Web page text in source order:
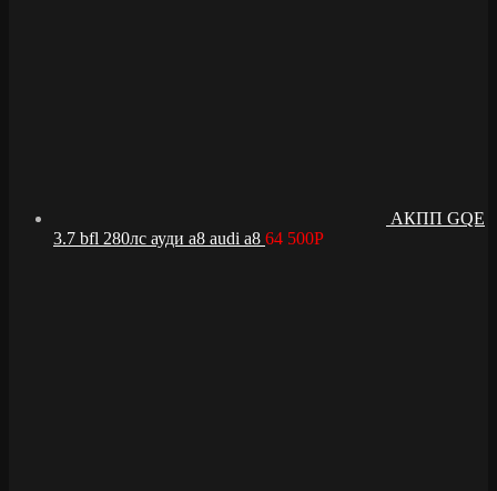
АКПП GQE
3.7 bfl 280лс ауди а8 audi a8 64 500Р